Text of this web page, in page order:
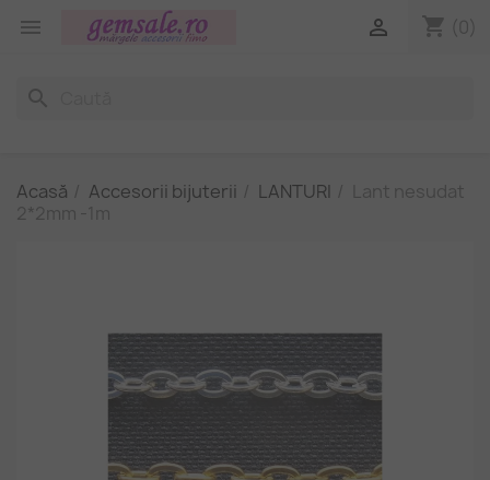
 shopping_cart (0)

search
Acasă Accesorii bijuterii LANTURI
Lant nesudat
2*2mm -1m